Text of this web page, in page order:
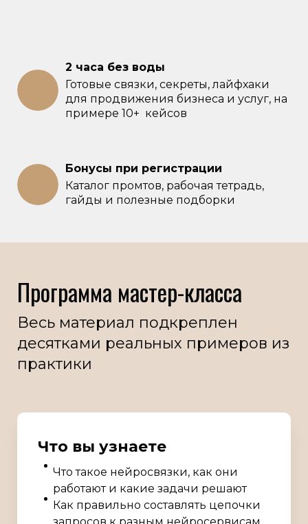
2 часа без воды
Готовые связки, секреты, лайфхаки
для продвижения бизнеса и услуг, на
примере 10+ кейсов
Бонусы при регистрации
Каталог промтов, рабочая тетрадь,
гайды и полезные подборки
Программа мастер-класса
Весь материал подкреплен
десятками реальных примеров из
практики
Что вы узнаете
Что такое нейросвязки, как они
работают и какие задачи решают
Как правильно составлять цепочки